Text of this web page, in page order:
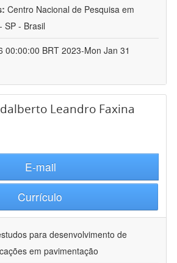
Centro Nacional de Pesquisa em
SP - Brasil
00:00:00 BRT 2023-Mon Jan 31
Leandro Faxina
E-mail
Currículo
para desenvolvimento de
em pavimentação